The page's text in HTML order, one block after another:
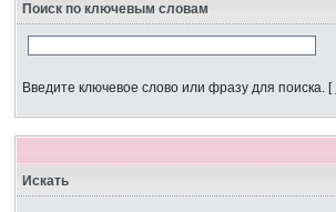
Поиск по ключевым словам
Введите ключевое слово или фразу для поиска. [
Искать